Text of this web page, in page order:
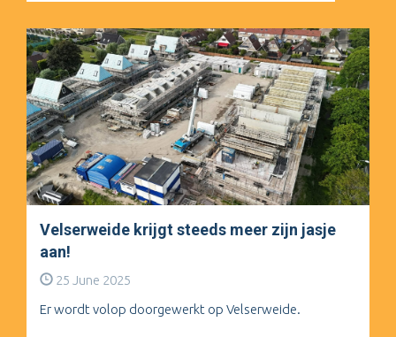
Velserweide krijgt steeds meer zijn jasje
aan!
25 June 2025
Er wordt volop doorgewerkt op Velserweide.